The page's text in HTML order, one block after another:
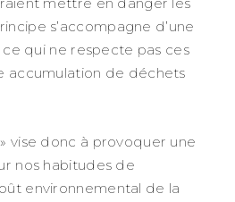
s’accompagne d’une
qui ne respecte pas ces
accumulation de déchets
vise donc à provoquer une
nos habitudes de
environnemental de la